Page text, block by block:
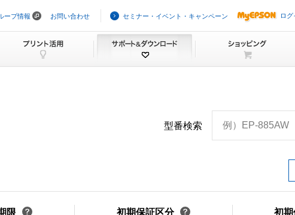
ープ情報 お問い合わせ セミナー・イベント・キャンペーン ログ
型番検索 例）EP-885AW
限
初期保証区分
初期